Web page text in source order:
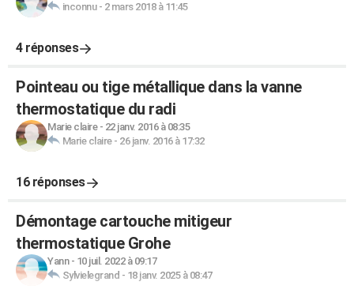
inconnu- 2 mars 2018 à 11:45
4 réponses
Pointeau ou tige métallique dans la vanne
thermostatique du radi
Marie claire- 22 janv. 2016 à 08:35
Marie claire- 26 janv. 2016 à 17:32
16 réponses
Démontage cartouche mitigeur
thermostatique Grohe
Yann- 10 juil. 2022 à 09:17
Sylvielegrand - 18 janv. 2025 à 08:47